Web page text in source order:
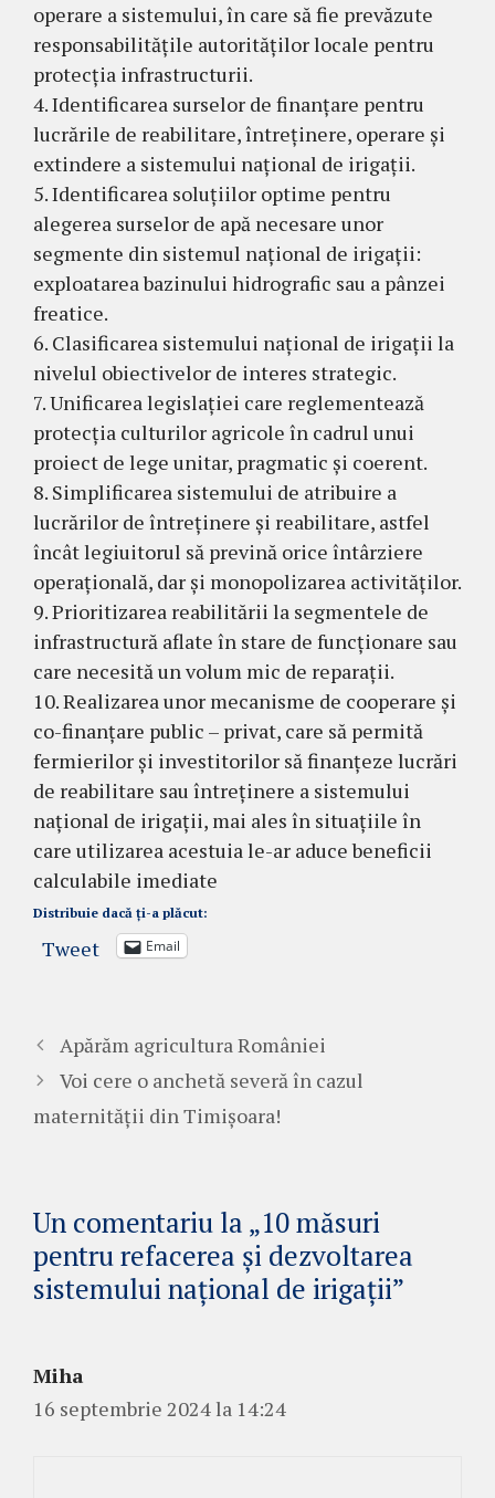
operare a sistemului, în care să fie prevăzute
responsabilitățile autorităților locale pentru
protecția infrastructurii.
4. Identificarea surselor de finanțare pentru
lucrările de reabilitare, întreținere, operare și
extindere a sistemului național de irigații.
5. Identificarea soluțiilor optime pentru
alegerea surselor de apă necesare unor
segmente din sistemul național de irigații:
exploatarea bazinului hidrografic sau a pânzei
freatice.
6. Clasificarea sistemului național de irigații la
nivelul obiectivelor de interes strategic.
7. Unificarea legislației care reglementează
protecția culturilor agricole în cadrul unui
proiect de lege unitar, pragmatic și coerent.
8. Simplificarea sistemului de atribuire a
lucrărilor de întreținere și reabilitare, astfel
încât legiuitorul să prevină orice întârziere
operațională, dar și monopolizarea activităților.
9. Prioritizarea reabilitării la segmentele de
infrastructură aflate în stare de funcționare sau
care necesită un volum mic de reparații.
10. Realizarea unor mecanisme de cooperare și
co-finanțare public – privat, care să permită
fermierilor și investitorilor să finanțeze lucrări
de reabilitare sau întreținere a sistemului
național de irigații, mai ales în situațiile în
care utilizarea acestuia le-ar aduce beneficii
calculabile imediate
Distribuie dacă ți-a plăcut:
Tweet Email
Apărăm agricultura României
Voi cere o anchetă severă în cazul
maternității din Timișoara!
Un comentariu la „10 măsuri
pentru refacerea și dezvoltarea
sistemului național de irigații”
Miha
16 septembrie 2024 la 14:24